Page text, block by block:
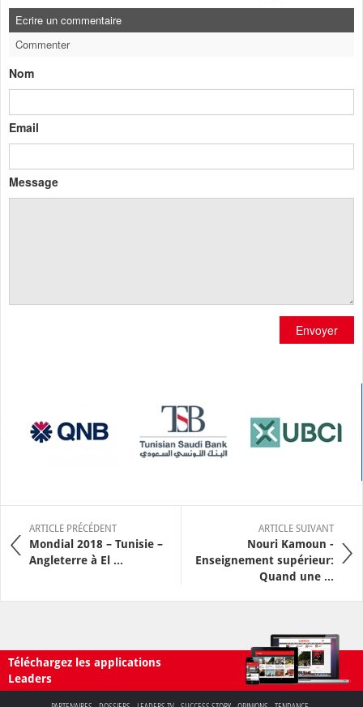
Ecrire un commentaire
Commenter
Nom
Email
Message
Envoyer
ARTICLE PRÉCÉDENT
Mondial 2018 – Tunisie –
Angleterre à El ...
ARTICLE SUIVANT
Nouri Kamoun -
Enseignement supérieur:
Quand une ...
Téléchargez les applications
Leaders